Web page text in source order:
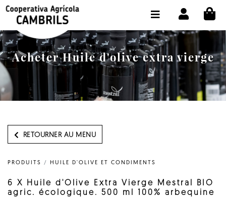
Acheter Huile d'olive extra vierge
RETOURNER AU MENU
PRODUITS / HUILE D'OLIVE ET CONDIMENTS
6 X Huile d'Olive Extra Vierge Mestral BIO
agric. écologique. 500 ml 100% arbequine
BOUTIQUE ACHETER EN LIGNE
LA COOPÉRATIVE
OLEOTOUR
PRODUITS
NOTRE HUILE
CHOISIR LA LANGUE: FR